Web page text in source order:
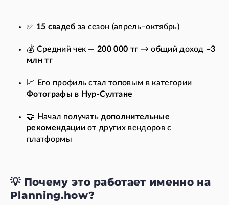
✅ 15 свадеб за сезон (апрель–октябрь)
💰 Средний чек —200 000 тг → общий доход~3
млн тг
📈 Его профиль стал топовым в категории
Фотографы в Нур-Султане
🤝 Начал получатьдополнительные
рекомендацииот других вендоров с
платформы
💡 Почему это работает именно на
Planning.how?